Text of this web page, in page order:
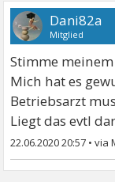
Dani82a
Mitglied
Stimme
Mich hat es
Betriebsarzt
Liegt das evtl
22.06.2020 20:57 •